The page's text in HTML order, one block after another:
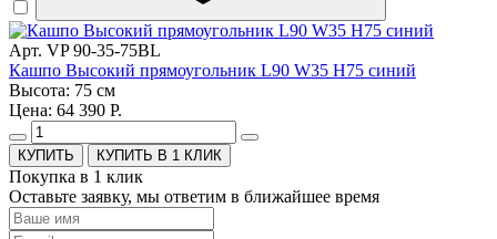
Арт. VP 90-35-75BL
Кашпо Высокий прямоугольник L90 W35 H75 синий
Высота: 75 см
Цена: 64 390 Р.
КУПИТЬ В 1 КЛИК
Покупка в 1 клик
Оставьте заявку, мы ответим в ближайшее время